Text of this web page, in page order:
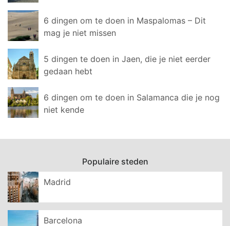
6 dingen om te doen in Maspalomas – Dit
mag je niet missen
5 dingen te doen in Jaen, die je niet eerder
gedaan hebt
6 dingen om te doen in Salamanca die je nog
niet kende
Populaire steden
Madrid
Barcelona